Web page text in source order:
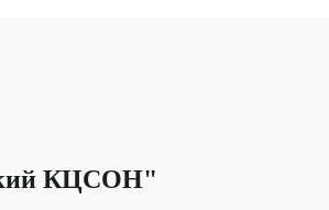
КЦСОН"